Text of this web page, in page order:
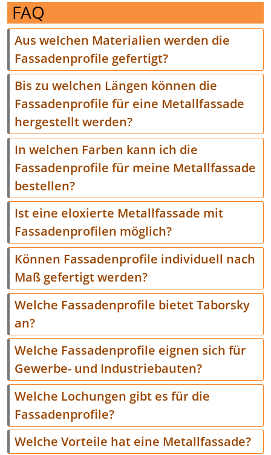
FAQ
Aus welchen Materialien werden die
Fassadenprofile gefertigt?
Bis zu welchen Längen können die
Fassadenprofile für eine Metallfassade
hergestellt werden?
In welchen Farben kann ich die
Fassadenprofile für meine Metallfassade
bestellen?
Ist eine eloxierte Metallfassade mit
Fassadenprofilen möglich?
Können Fassadenprofile individuell nach
Maß gefertigt werden?
Welche Fassadenprofile bietet Taborsky
an?
Welche Fassadenprofile eignen sich für
Gewerbe- und Industriebauten?
Welche Lochungen gibt es für die
Fassadenprofile?
Welche Vorteile hat eine Metallfassade?